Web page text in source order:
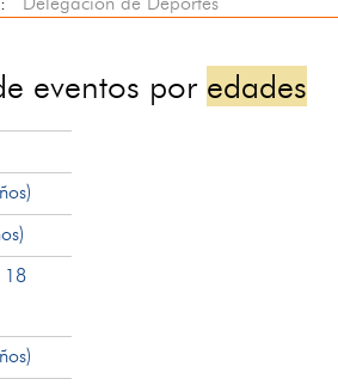
eventos por edades
18